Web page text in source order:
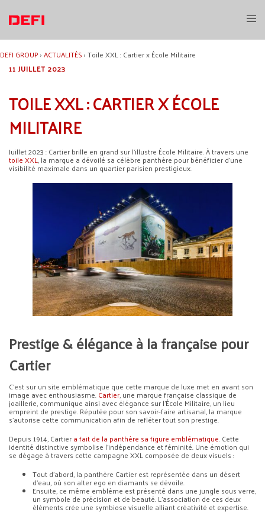
contenu
DEFI GROUP›ACTUALITÉS›Toile XXL : Cartier x École Militaire
11 JUILLET 2023
TOILE XXL : CARTIER X ÉCOLE
MILITAIRE
Juillet 2023 : Cartier brille en grand sur l’illustre École Militaire. À travers une
toile XXL, la marque a dévoilé sa célèbre panthère pour bénéficier d’une
visibilité maximale dans un quartier parisien prestigieux.
Prestige & élégance à la française pour
Cartier
C’est sur un site emblématique que cette marque de luxe met en avant son
image avec enthousiasme.Cartier, une marque française classique de
joaillerie, communique ainsi avec élégance sur l’École Militaire, un lieu
empreint de prestige. Réputée pour son savoir-faire artisanal, la marque
s’autorise cette communication afin de refléter tout son prestige.
Depuis 1914, Cartiera fait de la panthère sa figure emblématique. Cette
identité distinctive symbolise l’indépendance et féminité. Une émotion qui
se dégage à travers cette campagne XXL composée de deux visuels :
Tout d’abord, la panthère Cartier est représentée dans un désert
d’eau, où son alter ego en diamants se dévoile.
Ensuite, ce même emblème est présenté dans une jungle sous verre,
un symbole de précision et de beauté. L’association de ces deux
éléments crée une symbiose visuelle alliant créativité et expertise.